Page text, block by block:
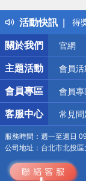
活動快訊
得
熱
銀
偏
詐
關於我們
官網
主題活動 會員活
會員專區 會員
客服中心 常見問
服務時間： 週一至週日
公司地址： 台北市北投